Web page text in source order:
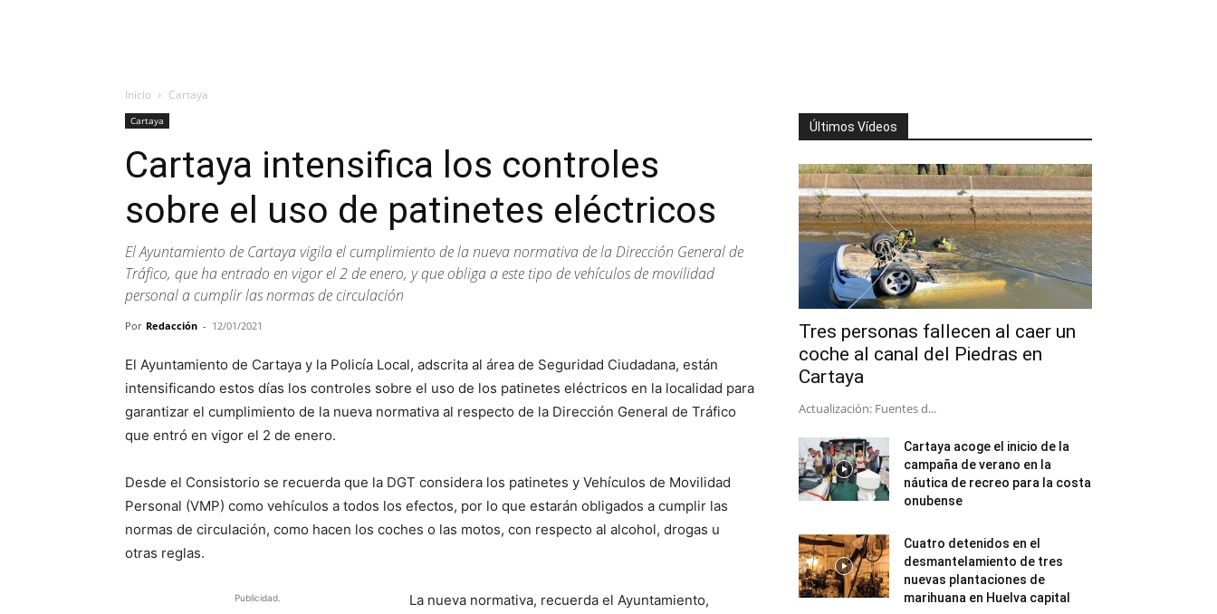
Inicio Cartaya
Cartaya
Cartaya intensifica los controles
sobre el uso de patinetes eléctricos
El Ayuntamiento de Cartaya vigila el cumplimiento de la nueva normativa de la Dirección General de
Tráfico, que ha entrado en vigor el 2 de enero, y que obliga a este tipo de vehículos de movilidad
personal a cumplir las normas de circulación
Por Redacción - 12/01/2021
El Ayuntamiento de Cartaya y la Policía Local, adscrita al área de Seguridad Ciudadana, están
intensificando estos días los controles sobre el uso de los patinetes eléctricos en la localidad para
garantizar el cumplimiento de la nueva normativa al respecto de la Dirección General de Tráfico
que entró en vigor el 2 de enero.
Desde el Consistorio se recuerda que la DGT considera los patinetes y Vehículos de Movilidad
Personal (VMP) como vehículos a todos los efectos, por lo que estarán obligados a cumplir las
normas de circulación, como hacen los coches o las motos, con respecto al alcohol, drogas u
otras reglas.
Publicidad.
La nueva normativa, recuerda el Ayuntamiento,
Últimos Vídeos
Tres personas fallecen al caer un
coche al canal del Piedras en
Cartaya
Actualización: Fuentes d...
Cartaya acoge el inicio de la
campaña de verano en la
náutica de recreo para la costa
onubense
Cuatro detenidos en el
desmantelamiento de tres
nuevas plantaciones de
marihuana en Huelva capital